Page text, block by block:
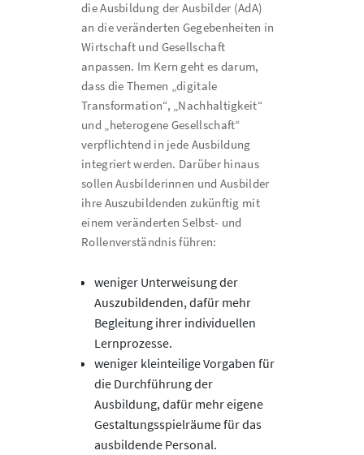
die Ausbildung der Ausbilder (AdA)
an die veränderten Gegebenheiten in
Wirtschaft und Gesellschaft
anpassen. Im Kern geht es darum,
dass die Themen „digitale
Transformation“, „Nachhaltigkeit“
und „heterogene Gesellschaft“
verpflichtend in jede Ausbildung
integriert werden. Darüber hinaus
sollen Ausbilderinnen und Ausbilder
ihre Auszubildenden zukünftig mit
einem veränderten Selbst- und
Rollenverständnis führen:
weniger Unterweisung der
Auszubildenden, dafür mehr
Begleitung ihrer individuellen
Lernprozesse.
weniger kleinteilige Vorgaben für
die Durchführung der
Ausbildung, dafür mehr eigene
Gestaltungsspielräume für das
ausbildende Personal.